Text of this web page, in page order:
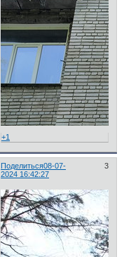
+1
Поделиться 3
08-07-
2024 16:42:27